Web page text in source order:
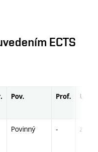
ECTS
Pov. Prof. Uk.
Povinný - zá,zk